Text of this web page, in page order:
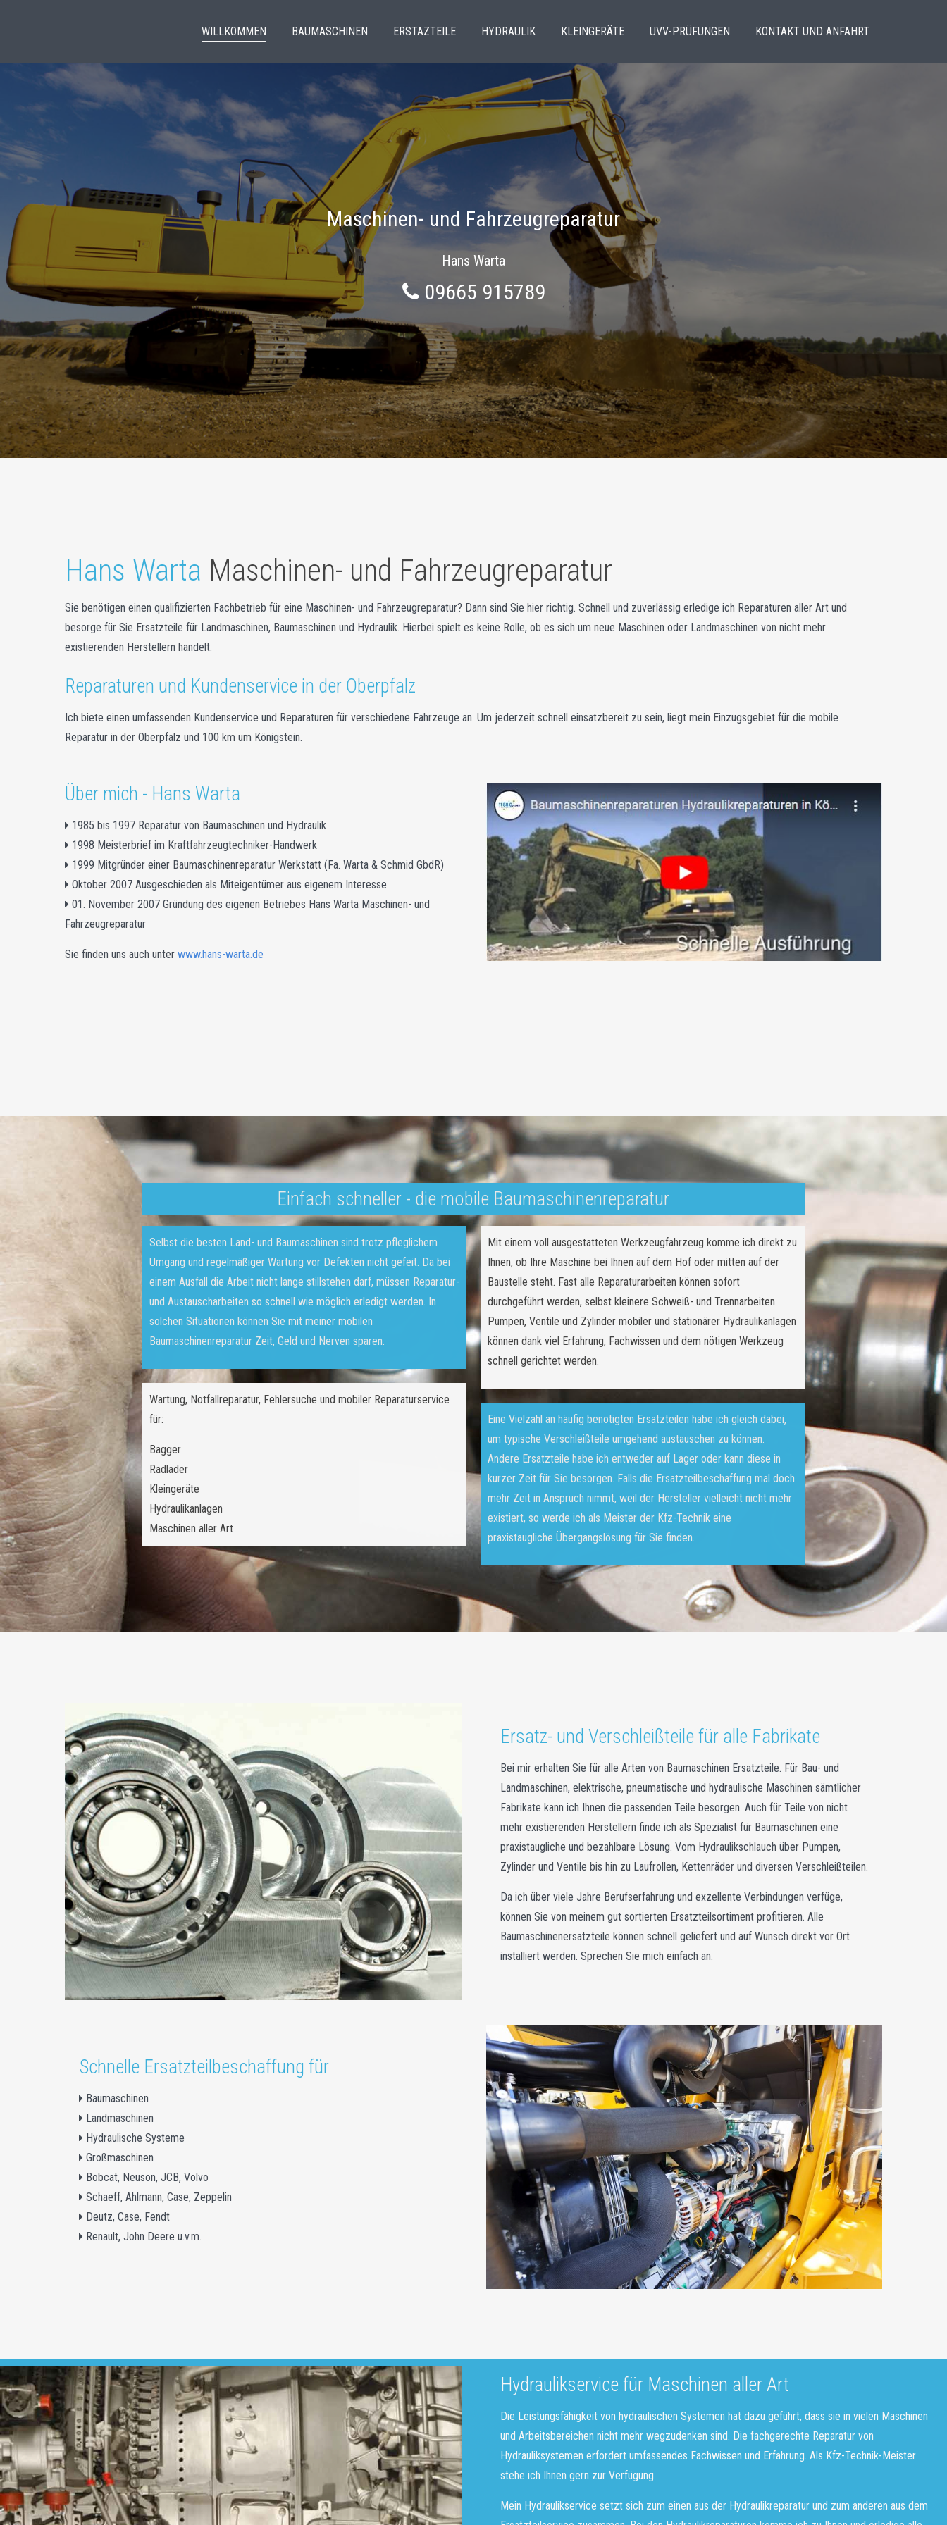
WILLKOMMEN BAUMASCHINEN ERSTAZTEILE HYDRAULIK KLEINGERÄTE UVV-PRÜFUNGEN KONTAKT UND ANFAHRT
Maschinen- und Fahrzeugreparatur
Hans Warta
09665 915789
Hans Warta Maschinen- und Fahrzeugreparatur
Sie benötigen einen qualifizierten Fachbetrieb für eine Maschinen- und Fahrzeugreparatur? Dann sind Sie hier richtig. Schnell und zuverlässig erledige ich Reparaturen aller Art und
besorge für Sie Ersatzteile für Landmaschinen, Baumaschinen und Hydraulik. Hierbei spielt es keine Rolle, ob es sich um neue Maschinen oder Landmaschinen von nicht mehr
existierenden Herstellern handelt.
Reparaturen und Kundenservice in der Oberpfalz
Ich biete einen umfassenden Kundenservice und Reparaturen für verschiedene Fahrzeuge an. Um jederzeit schnell einsatzbereit zu sein, liegt mein Einzugsgebiet für die mobile
Reparatur in der Oberpfalz und 100 km um Königstein.
Über mich - Hans Warta
1985 bis 1997 Reparatur von Baumaschinen und Hydraulik
1998 Meisterbrief im Kraftfahrzeugtechniker-Handwerk
1999 Mitgründer einer Baumaschinenreparatur Werkstatt (Fa. Warta & Schmid GbdR)
Oktober 2007 Ausgeschieden als Miteigentümer aus eigenem Interesse
01. November 2007 Gründung des eigenen Betriebes Hans Warta Maschinen- und
Fahrzeugreparatur
Sie finden uns auch unter www.hans-warta.de
Einfach schneller - die mobile Baumaschinenreparatur
Selbst die besten Land- und Baumaschinen sind trotz pfleglichem
Umgang und regelmäßiger Wartung vor Defekten nicht gefeit. Da bei
einem Ausfall die Arbeit nicht lange stillstehen darf, müssen Reparatur-
und Austauscharbeiten so schnell wie möglich erledigt werden. In
solchen Situationen können Sie mit meiner mobilen
Baumaschinenreparatur Zeit, Geld und Nerven sparen.
Mit einem voll ausgestatteten Werkzeugfahrzeug komme ich direkt zu
Ihnen, ob Ihre Maschine bei Ihnen auf dem Hof oder mitten auf der
Baustelle steht. Fast alle Reparaturarbeiten können sofort
durchgeführt werden, selbst kleinere Schweiß- und Trennarbeiten.
Pumpen, Ventile und Zylinder mobiler und stationärer Hydraulikanlagen
können dank viel Erfahrung, Fachwissen und dem nötigen Werkzeug
schnell gerichtet werden.
Wartung, Notfallreparatur, Fehlersuche und mobiler Reparaturservice
für:
Bagger
Radlader
Kleingeräte
Hydraulikanlagen
Maschinen aller Art
Eine Vielzahl an häufig benötigten Ersatzteilen habe ich gleich dabei,
um typische Verschleißteile umgehend austauschen zu können.
Andere Ersatzteile habe ich entweder auf Lager oder kann diese in
kurzer Zeit für Sie besorgen. Falls die Ersatzteilbeschaffung mal doch
mehr Zeit in Anspruch nimmt, weil der Hersteller vielleicht nicht mehr
existiert, so werde ich als Meister der Kfz-Technik eine
praxistaugliche Übergangslösung für Sie finden.
Ersatz- und Verschleißteile für alle Fabrikate
Bei mir erhalten Sie für alle Arten von Baumaschinen Ersatzteile. Für Bau- und
Landmaschinen, elektrische, pneumatische und hydraulische Maschinen sämtlicher
Fabrikate kann ich Ihnen die passenden Teile besorgen. Auch für Teile von nicht
mehr existierenden Herstellern finde ich als Spezialist für Baumaschinen eine
praxistaugliche und bezahlbare Lösung. Vom Hydraulikschlauch über Pumpen,
Zylinder und Ventile bis hin zu Laufrollen, Kettenräder und diversen Verschleißteilen.
Da ich über viele Jahre Berufserfahrung und exzellente Verbindungen verfüge,
können Sie von meinem gut sortierten Ersatzteilsortiment profitieren. Alle
Baumaschinenersatzteile können schnell geliefert und auf Wunsch direkt vor Ort
installiert werden. Sprechen Sie mich einfach an.
Schnelle Ersatzteilbeschaffung für
Baumaschinen
Landmaschinen
Hydraulische Systeme
Großmaschinen
Bobcat, Neuson, JCB, Volvo
Schaeff, Ahlmann, Case, Zeppelin
Deutz, Case, Fendt
Renault, John Deere u.v.m.
Hydraulikservice für Maschinen aller Art
Die Leistungsfähigkeit von hydraulischen Systemen hat dazu geführt, dass sie in vielen Maschinen
und Arbeitsbereichen nicht mehr wegzudenken sind. Die fachgerechte Reparatur von
Hydrauliksystemen erfordert umfassendes Fachwissen und Erfahrung. Als Kfz-Technik-Meister
stehe ich Ihnen gern zur Verfügung.
Mein Hydraulikservice setzt sich zum einen aus der Hydraulikreparatur und zum anderen aus dem